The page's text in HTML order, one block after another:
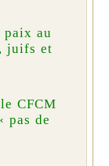
paix au
juifs et
CFCM
pas de